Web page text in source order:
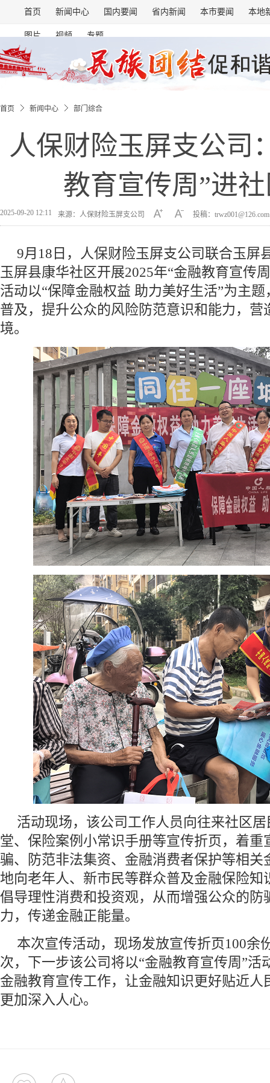
首页 新闻中心 国内要闻 省内新闻 本市要闻 本地
图片 视频 专题
首页 新闻中心 部门综合
人保财险玉屏支公司
教育宣传周”进
2025-09-20 12:11 来源：人保财险玉屏支公司 投稿：
9月18日，人保财险玉屏支公司联合玉屏
玉屏县康华社区开展2025年“金融教育宣传
活动以“保障金融权益 助力美好生活”为主
普及，提升公众的风险防范意识和能力，营
境。
活动现场，该公司工作人员向往来社区
堂、保险案例小常识手册等宣传折页，着重
骗、防范非法集资、金融消费者保护等相关
地向老年人、新市民等群众普及金融保险知
倡导理性消费和投资观，从而增强公众的防
力，传递金融正能量。
本次宣传活动，现场发放宣传折页100余
次，下一步该公司将以“金融教育宣传周”活
金融教育宣传工作，让金融知识更好贴近人
更加深入人心。